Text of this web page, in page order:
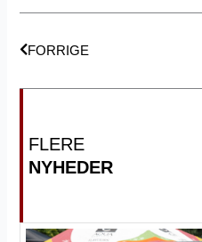
FORRIGE
FLERE
NYHEDER